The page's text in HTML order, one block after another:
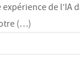
de l’IA
(…)